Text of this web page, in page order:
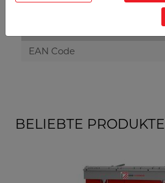
EAN Code
BELIEBTE PRODUKTE